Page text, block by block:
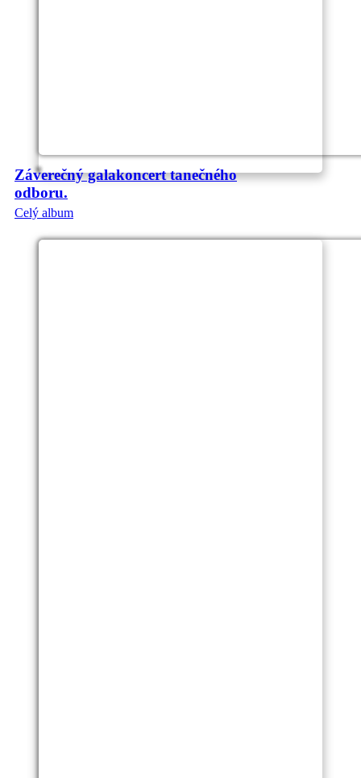
Záverečný galakoncert tanečného
odboru.
Celý album